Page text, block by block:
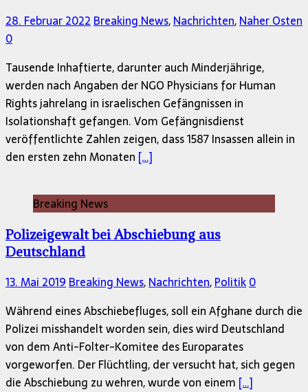
28. Februar 2022Breaking News,Nachrichten,Naher Osten
0
Tausende Inhaftierte, darunter auch Minderjährige,
werden nach Angaben der NGO Physicians for Human
Rights jahrelang in israelischen Gefängnissen in
Isolationshaft gefangen. Vom Gefängnisdienst
veröffentlichte Zahlen zeigen, dass 1587 Insassen allein in
den ersten zehn Monaten […]
Breaking News
Polizeigewalt bei Abschiebung aus
Deutschland
13. Mai 2019 Breaking News,Nachrichten,Politik0
Während eines Abschiebefluges, soll ein Afghane durch die
Polizei misshandelt worden sein, dies wird Deutschland
von dem Anti-Folter-Komitee des Europarates
vorgeworfen. Der Flüchtling, der versucht hat, sich gegen
die Abschiebung zu wehren, wurde von einem […]